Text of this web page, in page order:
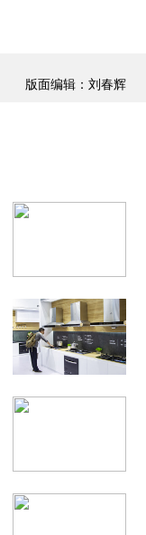
版面编辑：刘春辉